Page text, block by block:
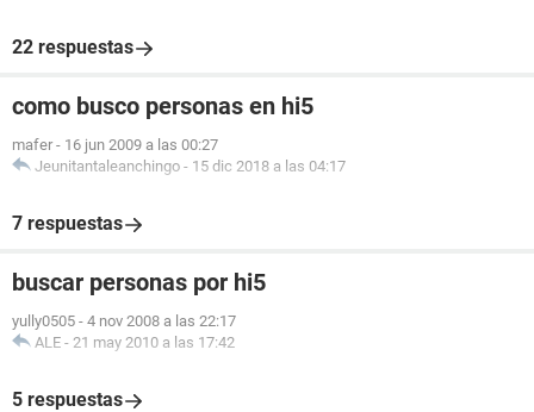
22 respuestas
como busco personas en hi5
mafer - 16 jun 2009 a las 00:27
Jeunitantaleanchingo - 15 dic 2018 a las 04:17
7 respuestas
buscar personas por hi5
yully0505 - 4 nov 2008 a las 22:17
ALE - 21 may 2010 a las 17:42
5 respuestas